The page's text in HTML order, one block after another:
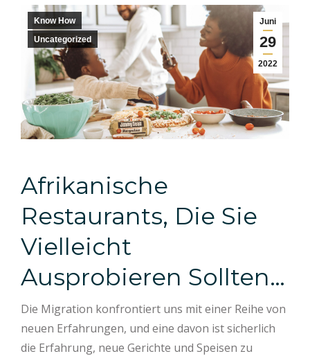
Juni
29
2022
Know How
Uncategorized
Afrikanische
Restaurants, Die Sie
Vielleicht
Ausprobieren Sollten…
Die Migration konfrontiert uns mit einer Reihe von
neuen Erfahrungen, und eine davon ist sicherlich
die Erfahrung, neue Gerichte und Speisen zu